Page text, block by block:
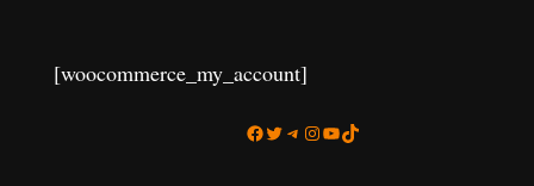
[woocommerce_my_account]
Facebook
Twitter
Telegram
Instagram
YouTube
TikTok